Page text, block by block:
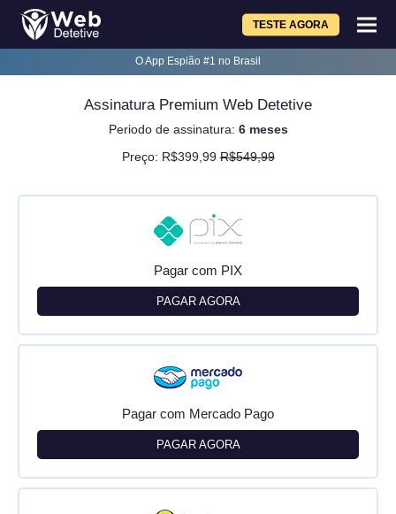
TESTE AGORA
O App Espião #1 no Brasil
Assinatura Premium Web Detetive
Periodo de assinatura: 6 meses
Preço: R$399,99R$549,99
Pagar com PIX
PAGAR AGORA
Pagar com Mercado Pago
PAGAR AGORA